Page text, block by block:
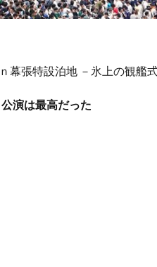
幕張特設泊地 －氷上の観艦
演は最高だった